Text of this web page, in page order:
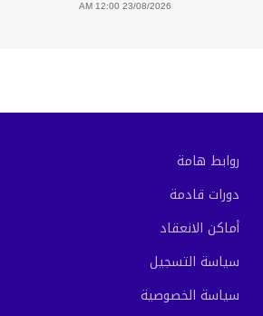
23/08/2026 12:00 AM
روابط هامة
دورات قادمة
أماكن الانعقاد
سياسة التسجيل
سياسة الخصوصية